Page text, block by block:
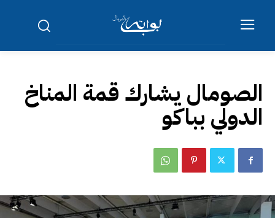
الصومال يشارك قمة المناخ
الدولي بباكو